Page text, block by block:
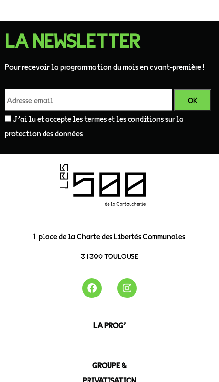
LA NEWSLETTER
Pour recevoir la programmation du mois en avant-première !
J'ai lu et accepte les termes et les conditions sur la
protection des données
1 place de la Charte des Libertés Communales
31300 TOULOUSE
LA PROG’
GROUPE &
PRIVATISATION